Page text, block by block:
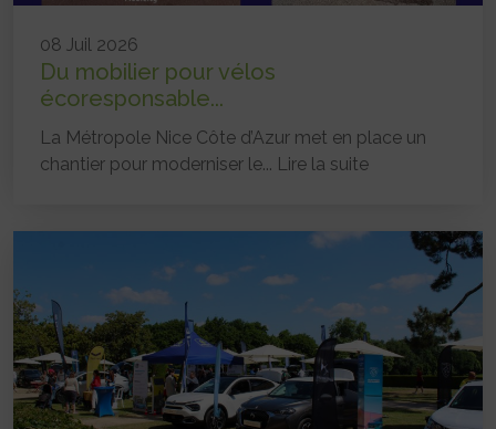
08 Juil 2026
Du mobilier pour vélos
écoresponsable...
La Métropole Nice Côte d’Azur met en place un
chantier pour moderniser le... Lire la suite